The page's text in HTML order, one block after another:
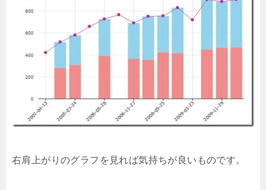
右肩上がりのグラフを見れば気持ちが良いものです。